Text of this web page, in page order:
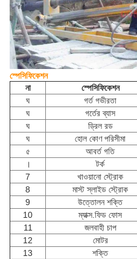
স্পেসিফিকেশন
না
স্পেসিফিকেশন
ঘ
গর্ত গভীরতা
ঘ
গর্তের ব্যাস
ঘ
ড্রিল রড
ঘ
হোল কোণ পরিসীমা
৫
আবর্ত গতি
।
টর্ক
7
খাওয়ানো স্ট্রোক
8
মাস্ট স্লাইড স্ট্রোক
9
উত্তোলন শক্তি
10
ম্যাক্স.ফিড ফোস
11
জলবাহী চাপ
12
মোটর
13
শক্তি